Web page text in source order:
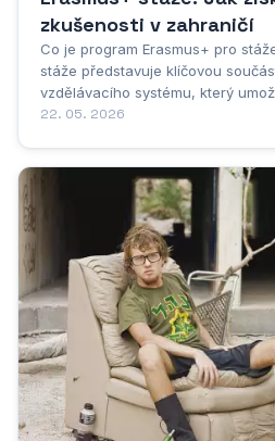
zkušenosti v zahraničí
Co je program Erasmus+ pro
stáže představuje klíčovou
vzdělávacího systému, který
čerstvým absolventům získat
22. 05. 2026